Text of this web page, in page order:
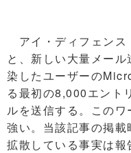
アイ・ディフェンス
と、新しい大量メー
染したユーザーの
る最初の8,000エント
ルを送信する。この
強い。当該記事の掲
拡散している事実は